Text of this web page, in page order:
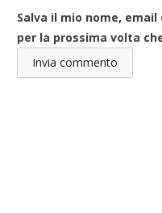
Salva il mio nome,
per la prossima volta